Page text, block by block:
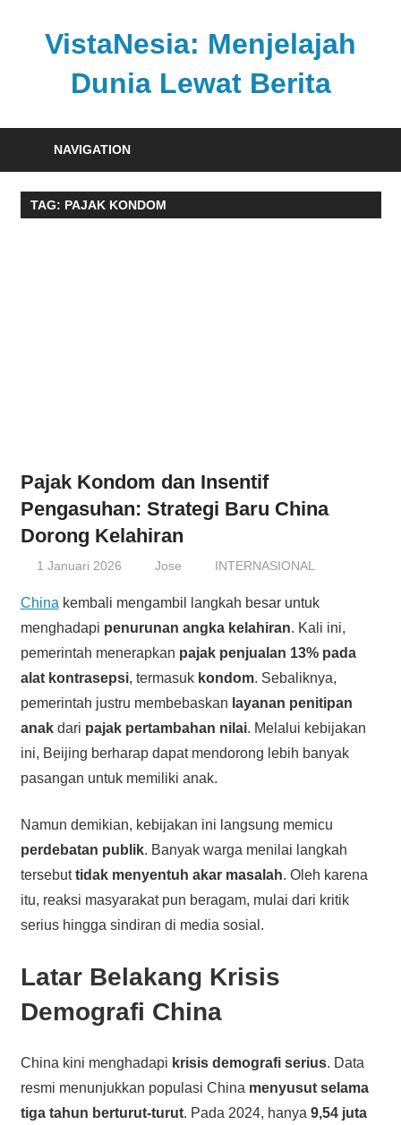
VistaNesia: Menjelajah
Dunia Lewat Berita
nasional
global
dalam
NAVIGATION
TAG: PAJAK KONDOM
Pajak Kondom dan Insentif
Pengasuhan: Strategi Baru China
Dorong Kelahiran
1 Januari 2026 Jose INTERNASIONAL
China kembali mengambil langkah besar untuk
menghadapi penurunan angka kelahiran. Kali ini,
pemerintah menerapkan pajak penjualan 13% pada
alat kontrasepsi, termasuk kondom. Sebaliknya,
pemerintah justru membebaskan layanan penitipan
anakdari pajak pertambahan nilai. Melalui kebijakan
ini, Beijing berharap dapat mendorong lebih banyak
pasangan untuk memiliki anak.
Namun demikian, kebijakan ini langsung memicu
perdebatan publik. Banyak warga menilai langkah
tersebuttidak menyentuh akar masalah. Oleh karena
itu, reaksi masyarakat pun beragam, mulai dari kritik
serius hingga sindiran di media sosial.
Latar Belakang Krisis
Demografi China
China kini menghadapi krisis demografi serius. Data
resmi menunjukkan populasi China menyusut selama
tiga tahun berturut-turut. Pada 2024, hanya 9,54 juta